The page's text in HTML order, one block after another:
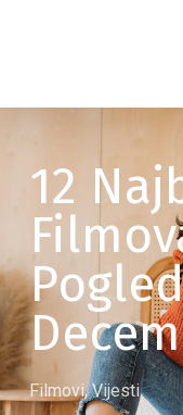
12
Filmovi,Vijesti